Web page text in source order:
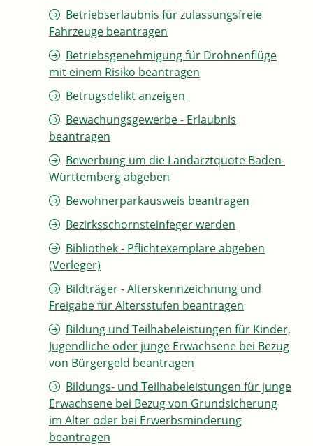
Betriebserlaubnis für zulassungsfreie
Fahrzeuge beantragen
Betriebsgenehmigung für Drohnenflüge
mit einem Risiko beantragen
Betrugsdelikt anzeigen
Bewachungsgewerbe - Erlaubnis
beantragen
Bewerbung um die Landarztquote Baden-
Württemberg abgeben
Bewohnerparkausweis beantragen
Bezirksschornsteinfeger werden
Bibliothek - Pflichtexemplare abgeben
(Verleger)
Bildträger - Alterskennzeichnung und
Freigabe für Altersstufen beantragen
Bildung und Teilhabeleistungen für Kinder,
Jugendliche oder junge Erwachsene bei Bezug
von Bürgergeld beantragen
Bildungs- und Teilhabeleistungen für junge
Erwachsene bei Bezug von Grundsicherung
im Alter oder bei Erwerbsminderung
beantragen